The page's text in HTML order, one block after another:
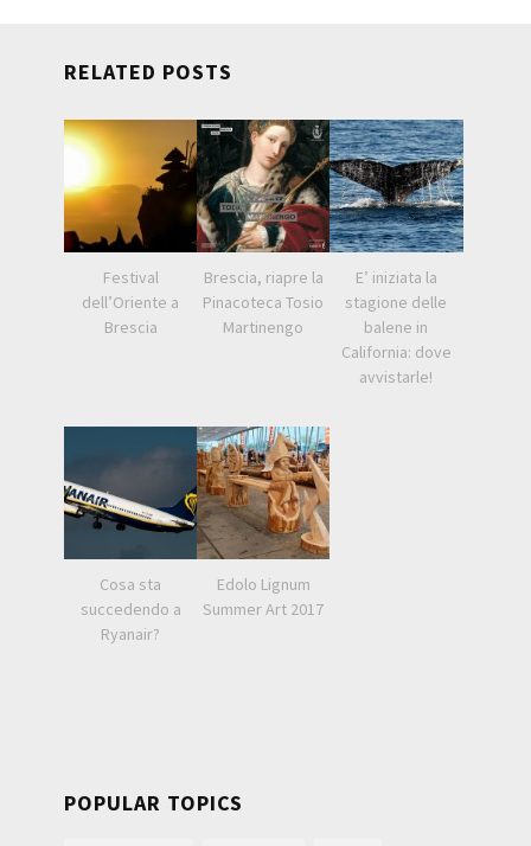
RELATED POSTS
Festival
dell’Oriente a
Brescia
Brescia, riapre la
Pinacoteca Tosio
Martinengo
E’ iniziata la
stagione delle
balene in
California: dove
avvistarle!
Cosa sta
succedendo a
Ryanair?
Edolo Lignum
Summer Art 2017
POPULAR TOPICS